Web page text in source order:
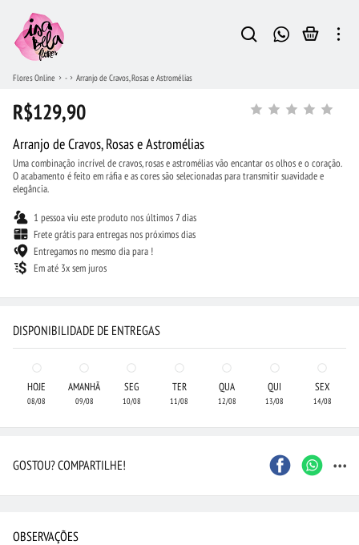
Flores Online - Arranjo de Cravos, Rosas e Astromélias
R$129,90
Arranjo de Cravos, Rosas e Astromélias
Uma combinação incrível de cravos, rosas e astromélias vão encantar os olhos e o coração.
O acabamento é feito em ráfia e as cores são selecionadas para transmitir suavidade e
elegância.
1 pessoa viu este produto nos últimos 7 dias
Frete grátis para entregas nos próximos dias
Entregamos no mesmo dia para !
Em até 3x sem juros
DISPONIBILIDADE DE ENTREGAS
HOJE
08/08
AMANHÃ
09/08
SEG
10/08
TER
11/08
QUA
12/08
QUI
13/08
SEX
14/08
GOSTOU? COMPARTILHE! ...
OBSERVAÇÕES